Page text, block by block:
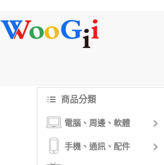
商品分類
電腦、周邊、軟體
手機、通訊、配件